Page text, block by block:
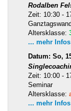
Rodalben
Zeit: 10:30 -
Altersklasse:
... mehr
Datum: So,
Zeit: 10:00 -
Seminar
Altersklasse:
... mehr